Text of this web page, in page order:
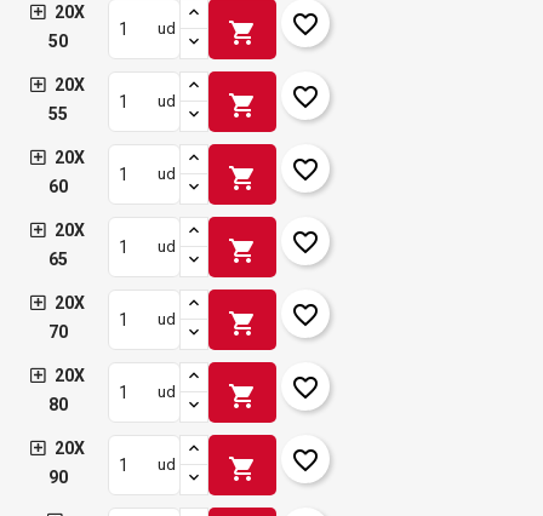
20X
50
ud shopping_cart favorite_border
20X
55
ud shopping_cart favorite_border
20X
60
ud shopping_cart favorite_border
20X
65
ud shopping_cart favorite_border
20X
70
ud shopping_cart favorite_border
20X
80
ud shopping_cart favorite_border
20X
90
ud shopping_cart favorite_border